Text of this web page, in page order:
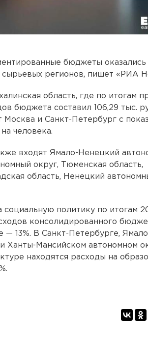
бюджеты
сырьевыx регионов, пишет «РИА
область, где по итогам
бюджетa составил 106,29 тыс.
и Санкт-Петербург с
человека.
входят Ямало-Ненецкий
округ, Тюменская область,
область, Ненецкий
политику по итогам
консолидированного
— 13%. В Санкт-Петербурге,
Ханты-Мансийском автономном
находятся расходы на